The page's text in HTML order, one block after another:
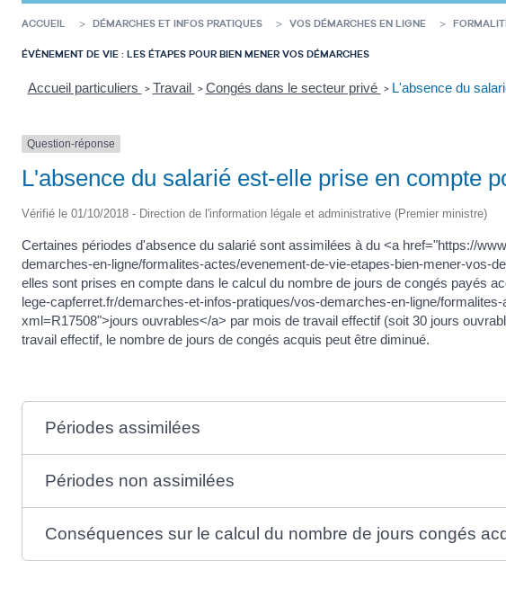
ACCUEIL DÉMARCHES ET INFOS PRATIQUES VOS DÉMARCHES EN LIGNE
ÉVÈNEMENT DE VIE : LES ÉTAPES POUR BIEN MENER VOS DÉMARCHES
Accueil particuliers > Travail > Congés dans le secteur privé > L'absence du
Question-réponse
L'absence du salarié est-elle prise en compte
Vérifié le 01/10/2018 - Direction de l'information légale et administrative (Premier ministre)
Certaines périodes d'absence du salarié sont assimilées à du <a href="https://
demarches-en-ligne/formalites-actes/evenement-de-vie-etapes-bien-mener-vos-
elles sont prises en compte dans le calcul du nombre de jours de congés payés
lege-capferret.fr/demarches-et-infos-pratiques/vos-demarches-en-ligne/
xml=R17508">jours ouvrables</a> par mois de travail effectif (soit 30 jours
travail effectif, le nombre de jours de congés acquis peut être diminué.
Périodes assimilées
Périodes non assimilées
Conséquences sur le calcul du nombre de jours congés